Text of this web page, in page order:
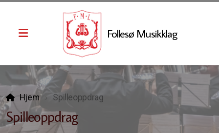
Follesø Musikklag
Hjem Spilleoppdrag
Spilleoppdrag
Historie
Musikkutvalget
Kalender